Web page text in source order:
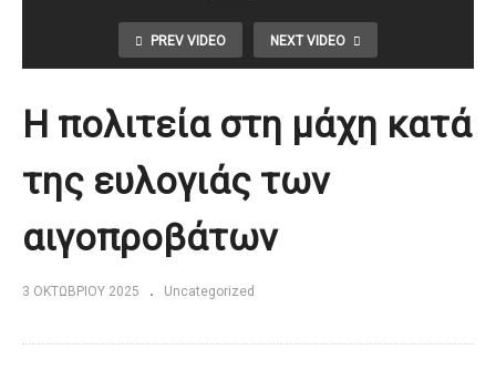
PREV VIDEO NEXT VIDEO
Η πολιτεία στη μάχη κατά
της ευλογιάς των
αιγοπροβάτων
3 ΟΚΤΩΒΡΊΟΥ 2025 Uncategorized